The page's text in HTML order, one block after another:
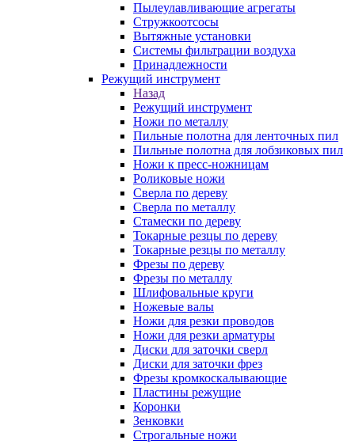
Пылеулавливающие агрегаты
Стружкоотсосы
Вытяжные установки
Системы фильтрации воздуха
Принадлежности
Режущий инструмент
Назад
Режущий инструмент
Ножи по металлу
Пильные полотна для ленточных пил
Пильные полотна для лобзиковых пил
Ножи к пресс-ножницам
Роликовые ножи
Сверла по дереву
Сверла по металлу
Стамески по дереву
Токарные резцы по дереву
Токарные резцы по металлу
Фрезы по дереву
Фрезы по металлу
Шлифовальные круги
Ножевые валы
Ножи для резки проводов
Ножи для резки арматуры
Диски для заточки сверл
Диски для заточки фрез
Фрезы кромкоскалывающие
Пластины режущие
Коронки
Зенковки
Строгальные ножи